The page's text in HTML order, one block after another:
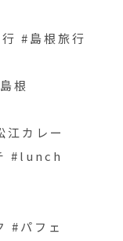
#島根旅行
根
カレー
#lunch
#パフェ